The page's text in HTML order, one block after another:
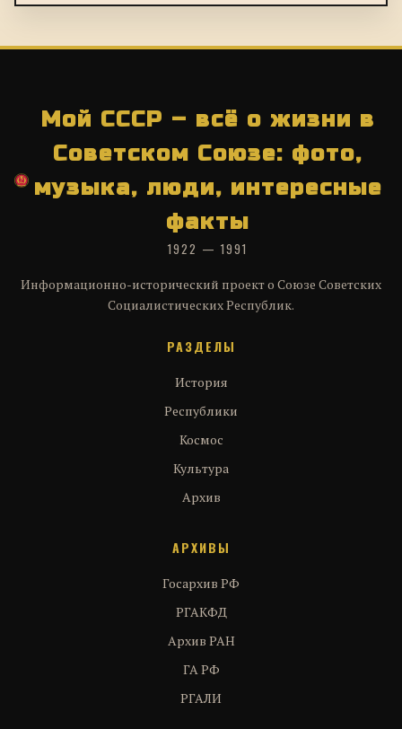
Мой СССР – всё о жизни в
Советском Союзе: фото,
музыка, люди, интересные
факты
1922 — 1991
Информационно-исторический проект о Союзе Советских
Социалистических Республик.
РАЗДЕЛЫ
История
Республики
Космос
Культура
Архив
АРХИВЫ
Госархив РФ
РГАКФД
Архив РАН
ГА РФ
РГАЛИ